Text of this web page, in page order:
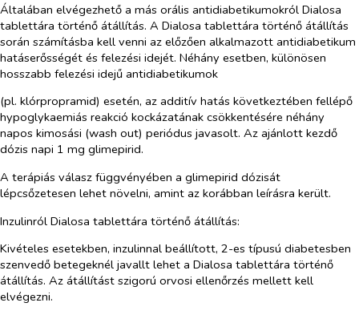
Általában elvégezhető a más orális antidiabetikumokról Dialosa
tablettára történő átállítás. A Dialosa tablettára történő átállítás
során számításba kell venni az előzően alkalmazott antidiabetikum
hatáserősségét és felezési idejét. Néhány esetben, különösen
hosszabb felezési idejű antidiabetikumok
(pl. klórpropramid) esetén, az additív hatás következtében fellépő
hypoglykaemiás reakció kockázatának csökkentésére néhány
napos kimosási (wash out) periódus javasolt. Az ajánlott kezdő
dózis napi 1 mg glimepirid.
A terápiás válasz függvényében a glimepirid dózisát
lépcsőzetesen lehet növelni, amint az korábban leírásra került.
Inzulinról Dialosa tablettára történő átállítás:
Kivételes esetekben, inzulinnal beállított, 2-es típusú diabetesben
szenvedő betegeknél javallt lehet a Dialosa tablettára történő
átállítás. Az átállítást szigorú orvosi ellenőrzés mellett kell
elvégezni.